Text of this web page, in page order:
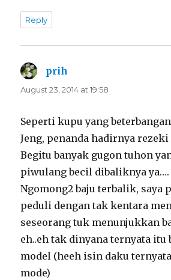
Reply
prih
August 23, 2014 at 19:58
Seperti kupu yang
Jeng, penanda hadirnya
Begitu banyak gugon tuhon
piwulang becil dibaliknya ya….
Ngomong2 baju terbalik, saya
peduli dengan tak kentara
seseorang tuk menunjukkan
eh..eh tak dinyana ternyata itu
model (heeh isin daku
mode)